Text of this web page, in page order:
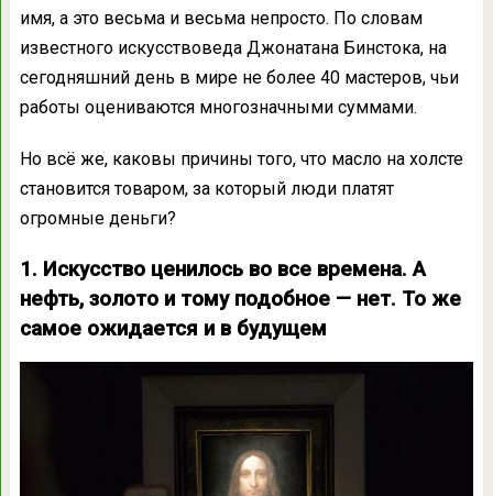
имя, а это весьма и весьма непросто. По словам
известного искусствоведа Джонатана Бинстока, на
сегодняшний день в мире не более 40 мастеров, чьи
работы оцениваются многозначными суммами.
Но всё же, каковы причины того, что масло на холсте
становится товаром, за который люди платят
огромные деньги?
1. Искусство ценилось во все времена. А
нефть, золото и тому подобное — нет. То же
самое ожидается и в будущем